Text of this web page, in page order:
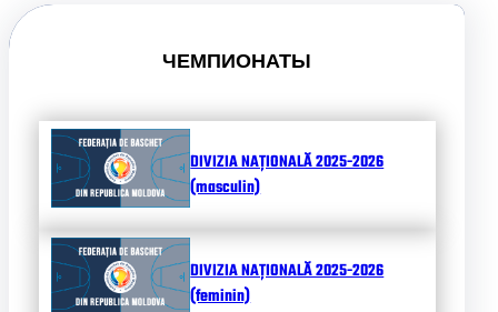
ЧЕМПИОНАТЫ
DIVIZIA NAȚIONALĂ 2025-2026
(masculin)
DIVIZIA NAȚIONALĂ 2025-2026
(feminin)